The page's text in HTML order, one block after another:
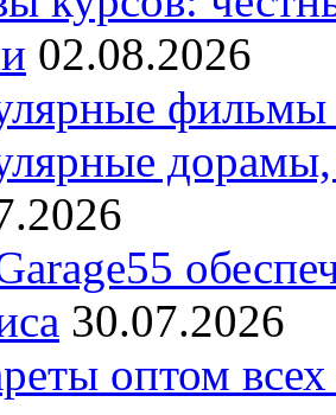
02.08.2026
фильмы
дорамы,
30.07.2026
оптом